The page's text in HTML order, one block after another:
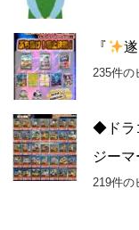
『
235件の
◆ドラ
ジーマ
219件の